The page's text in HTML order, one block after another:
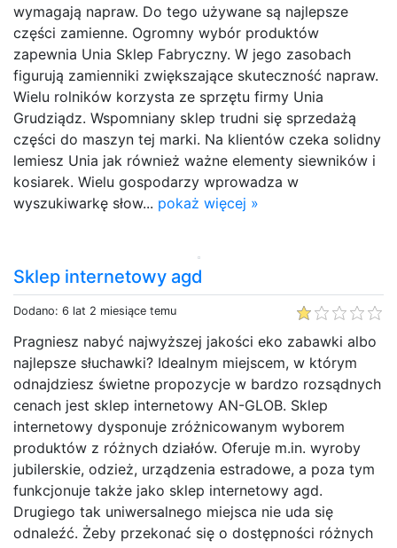
wymagają napraw. Do tego używane są najlepsze
części zamienne. Ogromny wybór produktów
zapewnia Unia Sklep Fabryczny. W jego zasobach
figurują zamienniki zwiększające skuteczność napraw.
Wielu rolników korzysta ze sprzętu firmy Unia
Grudziądz. Wspomniany sklep trudni się sprzedażą
części do maszyn tej marki. Na klientów czeka solidny
lemiesz Unia jak również ważne elementy siewników i
kosiarek. Wielu gospodarzy wprowadza w
wyszukiwarkę słow... pokaż więcej »
Sklep internetowy agd
Dodano: 6 lat 2 miesiące temu
Pragniesz nabyć najwyższej jakości eko zabawki albo
najlepsze słuchawki? Idealnym miejscem, w którym
odnajdziesz świetne propozycje w bardzo rozsądnych
cenach jest sklep internetowy AN-GLOB. Sklep
internetowy dysponuje zróżnicowanym wyborem
produktów z różnych działów. Oferuje m.in. wyroby
jubilerskie, odzież, urządzenia estradowe, a poza tym
funkcjonuje także jako sklep internetowy agd.
Drugiego tak uniwersalnego miejsca nie uda się
odnaleźć. Żeby przekonać się o dostępności różnych